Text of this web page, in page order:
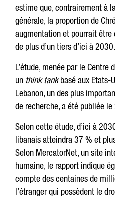
estime que, contrairement à
générale, la proportion de
augmentation et pourrait être
de plus d’un tiers d’ici à 2030.
L’étude, menée par le Centre
un think tankbasé aux Etats-
Lebanon, un des plus
de recherche, a été publiée
Selon cette étude, d’ici à
libanais atteindra 37 % et
Selon MercatorNet, un site
humaine, le rapport indique
compte des centaines de
l’étranger qui possèdent le